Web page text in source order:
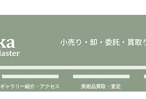
ギャラリー紹介・アクセス 美術品買取・査定